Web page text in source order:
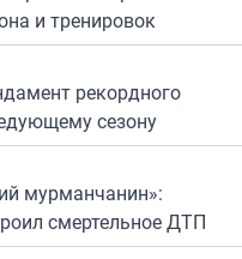
и тренировок
рекордного
сезону
мурманчанин»:
смертельное ДТП